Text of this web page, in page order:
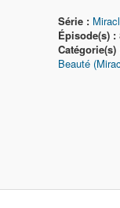
Série :
Épisode(s) :
Catégorie(s)
Beauté